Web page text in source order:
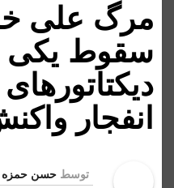
مرگ علی
سقوط یکی
انفجار
توسط حسن حمزه